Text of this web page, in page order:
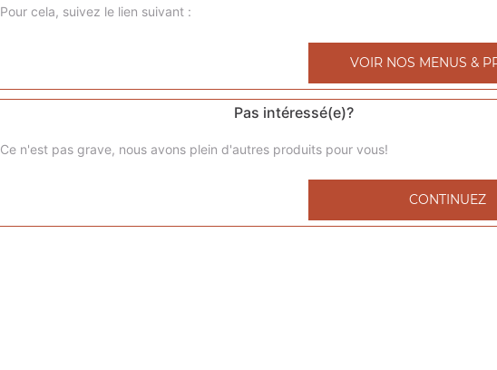
Base sauce tomate, fromage, poulet, viande hachée,
Base sauce tomate, fromage, viande hachée, pommes
Base sauce tomate, fromage, jambon de dinde,
fruits de mer junior
Pour cela, suivez le lien suivant :
VOIR NOS MENUS &
Pas intéressé(e)?
Ce n'est pas grave, nous avons plein d'autres produits pour vous!
CONTINUEZ